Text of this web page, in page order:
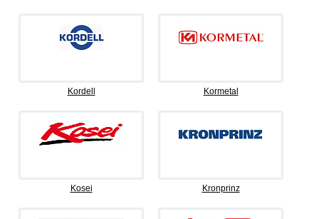
Kordell Kormetal
Kosei Kronprinz